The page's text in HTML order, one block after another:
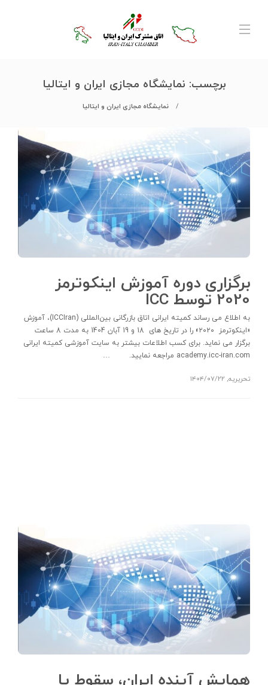
برچسب: نمایشگاه مجازی ایران و ایتالیا
نمایشگاه مجازی ایران و ایتالیا
برگزاری دوره آموزش اینکوترمز
2020 توسط ICC
به اطلاع می رساند کمیته ایرانی اتاق بازرگانی بین‌المللی (ICCIran)، آموزش
«اينكوترمز ۲۰۲۰» را در تاریخ های 18 و 19 آبان 1404 به مدت 8 ساعت
برگزار می نماید. برای کسب اطلاعات بیشتر به سایت آموزشی کمیته ایرانی
academy.icc-iran.com مراجعه نمایید. …
تحریریه, ۱۴۰۴/۰۷/۲۲